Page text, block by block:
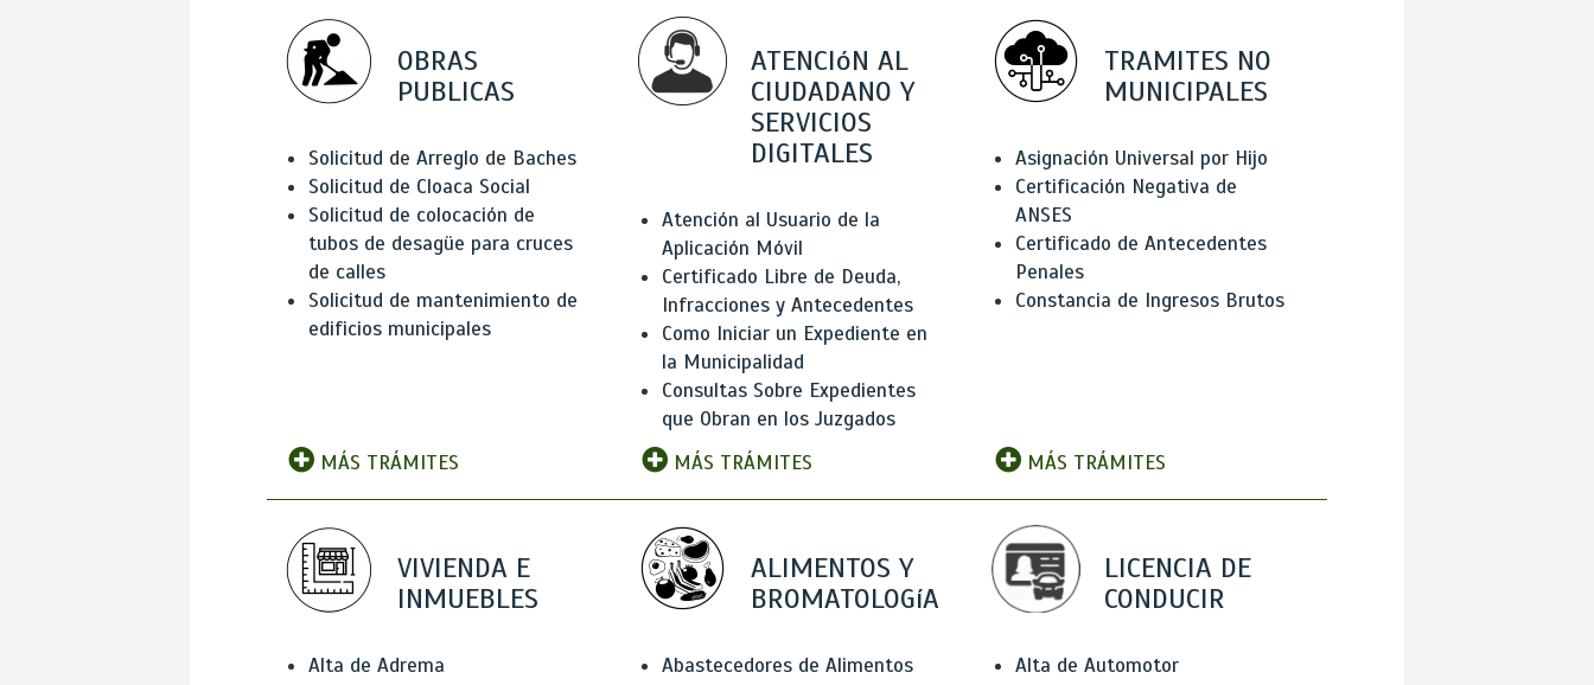
OBRAS
PUBLICAS
Solicitud de Arreglo de Baches
Solicitud de Cloaca Social
Solicitud de colocación de
tubos de desagüe para cruces
de calles
Solicitud de mantenimiento de
edificios municipales
MÁS TRÁMITES
ATENCIóN AL
CIUDADANO Y
SERVICIOS
DIGITALES
Atención al Usuario de la
Aplicación Móvil
Certificado Libre de Deuda,
Infracciones y Antecedentes
Como Iniciar un Expediente en
la Municipalidad
Consultas Sobre Expedientes
que Obran en los Juzgados
MÁS TRÁMITES
TRAMITES NO
MUNICIPALES
Asignación Universal por Hijo
Certificación Negativa de
ANSES
Certificado de Antecedentes
Penales
Constancia de Ingresos Brutos
MÁS TRÁMITES
VIVIENDA E
INMUEBLES
Alta de Adrema
ALIMENTOS Y
BROMATOLOGíA
Abastecedores de Alimentos
LICENCIA DE
CONDUCIR
Alta de Automotor